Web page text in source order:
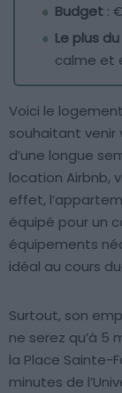
Budget :
Le plus
calme et
Voici le
souhaitant venir
d’une longue
location Airbnb,
effet,
équipé pour un
équipements
idéal au cours
Surtout, son
ne serez qu’à 5
la Place Sainte-
minutes de